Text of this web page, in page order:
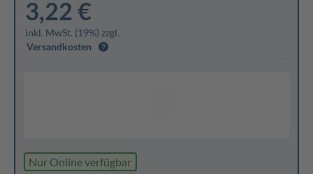
3,22 €
inkl. MwSt. (19%) zzgl.
Versandkosten
Nur Online verfügbar